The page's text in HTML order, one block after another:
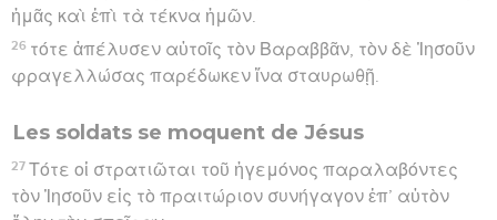
ἡμᾶς καὶ ἐπὶ τὰ τέκνα ἡμῶν.
26 τότε ἀπέλυσεν αὐτοῖς τὸν Βαραββᾶν, τὸν δὲ Ἰησοῦν
φραγελλώσας παρέδωκεν ἵνα σταυρωθῇ.
Les soldats se moquent de Jésus
27 Τότε οἱ στρατιῶται τοῦ ἡγεμόνος παραλαβόντες
τὸν Ἰησοῦν εἰς τὸ πραιτώριον συνήγαγον ἐπ’ αὐτὸν